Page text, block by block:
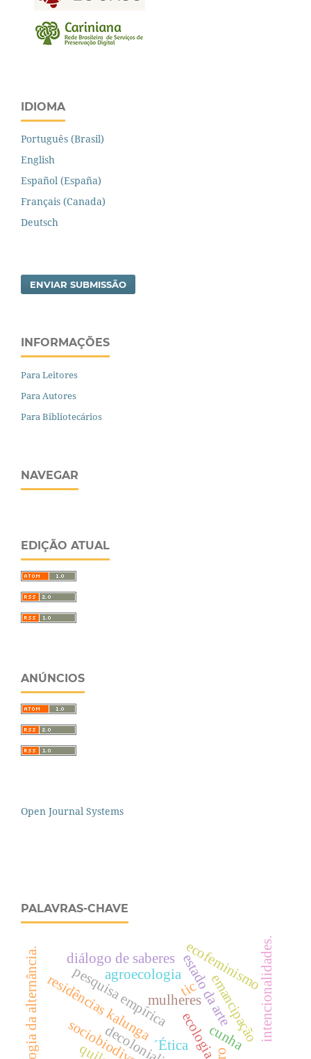
IDIOMA
Português (Brasil)
English
Español (España)
Français (Canada)
Deutsch
ENVIAR SUBMISSÃO
INFORMAÇÕES
Para Leitores
Para Autores
Para Bibliotecários
NAVEGAR
EDIÇÃO ATUAL
ANÚNCIOS
Open Journal Systems
PALAVRAS-CHAVE
pesquisa empírica
´Éticaecologia
mulheresestado da arte
ecofeminismo
agroecologia
residências kalunga
diálogo de saberes
emancipação
cunha
tic
pedagogia da alternância. intencionalidades.